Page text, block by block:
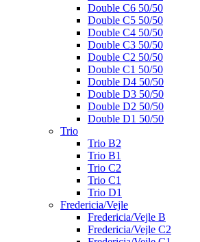
Double C6 50/50
Double C5 50/50
Double C4 50/50
Double C3 50/50
Double C2 50/50
Double C1 50/50
Double D4 50/50
Double D3 50/50
Double D2 50/50
Double D1 50/50
Trio
Trio B2
Trio B1
Trio C2
Trio C1
Trio D1
Fredericia/Vejle
Fredericia/Vejle B
Fredericia/Vejle C2